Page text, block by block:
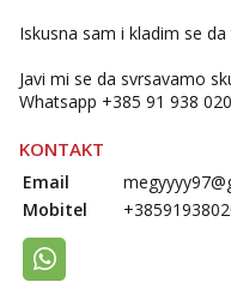
Iskusna sam i kladim se
Javi mi se da svrsavamo
Whatsapp +385 91 938
KONTAKT
Email
Mobitel